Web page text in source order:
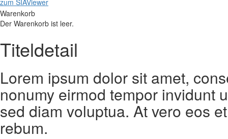
zum SIAViewer
Warenkorb
Der Warenkorb ist leer.
Titeldetail
Lorem ipsum dolor sit amet,
nonumy eirmod tempor invidunt
sed diam voluptua. At vero eos
rebum.